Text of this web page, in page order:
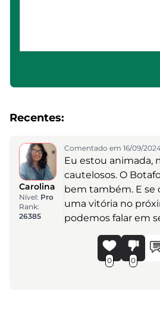
Recentes:
Carolina
Nível: Pro
Rank:
26385
Comentado em 16/09/2024
Eu estou animada,
cautelosos. O
bem também. E se
uma vitória no
podemos falar em
0 0